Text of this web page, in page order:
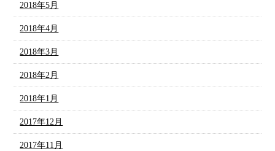
2018年5月
2018年4月
2018年3月
2018年2月
2018年1月
2017年12月
2017年11月